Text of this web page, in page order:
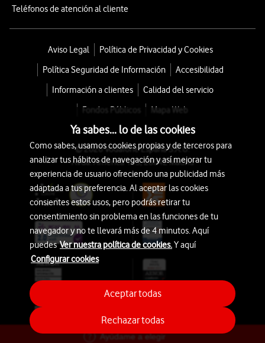
Ayúdame a elegir
Teléfonos de atención al cliente
Aviso Legal
Política de Privacidad y Cookies
Política Seguridad de Información
Accesibilidad
Información a clientes
Calidad del servicio
Fondos Públicos
Mapa Web
© 2026 Vodafone España S.A.U.
Avda. América 115, 28042 Madrid
Ya sabes... lo de las cookies
Como sabes, usamos cookies propias y de terceros para
analizar tus hábitos de navegación y así mejorar tu
experiencia de usuario ofreciendo una publicidad más
adaptada a tus preferencia. Al aceptar las cookies
consientes estos usos, pero podrás retirar tu
consentimiento sin problema en las funciones de tu
navegador y no te llevará más de 4 minutos. Aquí
puedesVer nuestra política de cookies.Y aquí
Configurar cookies
Rechazar todas
Aceptar todas